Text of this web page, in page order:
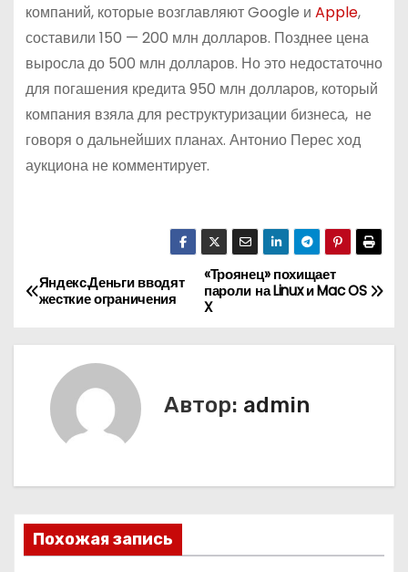
компаний, которые возглавляют Google и Apple,
составили 150 — 200 млн долларов. Позднее цена
выросла до 500 млн долларов. Но это недостаточно
для погашения кредита 950 млн долларов, который
компания взяла для реструктуризации бизнеса, не
говоря о дальнейших планах. Антонио Перес ход
аукциона не комментирует.
Н
ц
и
«Троянец» похищает
пароли на Linux и Mac OS
X
Яндекс.Деньги вводят
жесткие ограничения
Автор: admin
Похожая запись